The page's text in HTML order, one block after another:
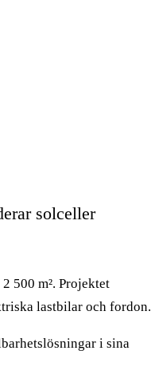
solceller
500 m². Projektet
lastbilar och fordon.
i sina